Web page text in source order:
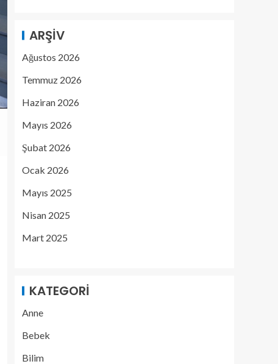
ARŞIV
Ağustos 2026
Temmuz 2026
Haziran 2026
Mayıs 2026
Şubat 2026
Ocak 2026
Mayıs 2025
Nisan 2025
Mart 2025
KATEGORI
Anne
Bebek
Bilim